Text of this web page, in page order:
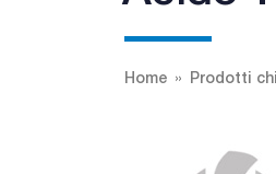
Home Prodotti